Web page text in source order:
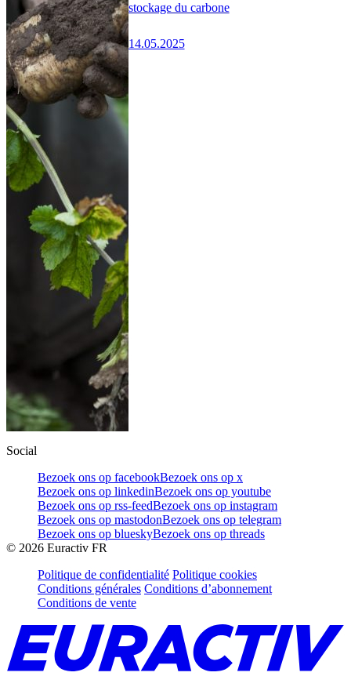
stockage du carbone
14.05.2025
Social
Bezoek ons op facebookBezoek ons op x
Bezoek ons op linkedinBezoek ons op youtube
Bezoek ons op rss-feedBezoek ons op instagram
Bezoek ons op mastodonBezoek ons op telegram
Bezoek ons op blueskyBezoek ons op threads
© 2026 Euractiv FR
Politique de confidentialité Politique cookies
Conditions générales Conditions d’abonnement
Conditions de vente